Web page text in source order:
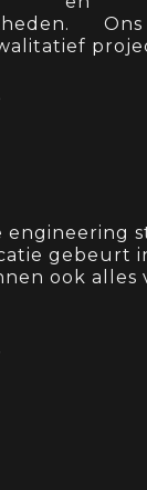
engineering
gebeurt
ook alles